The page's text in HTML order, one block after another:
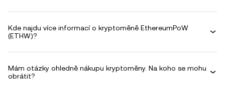
Kde najdu více informací o kryptoměně EthereumPoW
(ETHW)?
Mám otázky ohledně nákupu kryptoměny. Na koho se mohu
obrátit?